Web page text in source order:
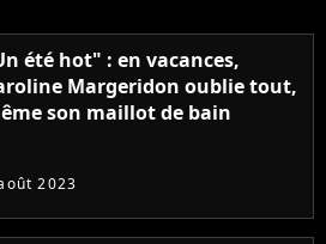
été hot" : en vacances,
Margeridon oublie tout,
son maillot de bain
2023